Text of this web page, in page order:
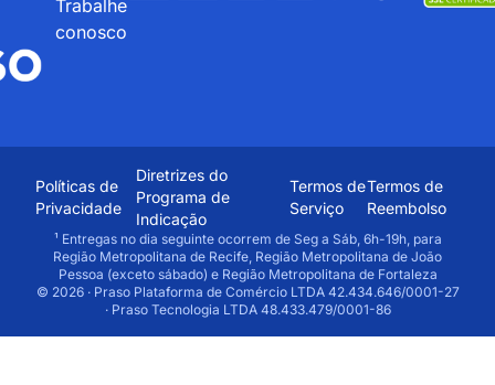
Trabalhe
conosco
Políticas de
Privacidade
Diretrizes do
Programa de
Indicação
Termos de
Serviço
Termos de
Reembolso
¹ Entregas no dia seguinte ocorrem de Seg a Sáb, 6h-19h, para
Região Metropolitana de Recife, Região Metropolitana de João
Pessoa (exceto sábado) e Região Metropolitana de Fortaleza
© 2026 · Praso Plataforma de Comércio LTDA 42.434.646/0001-27
· Praso Tecnologia LTDA 48.433.479/0001-86